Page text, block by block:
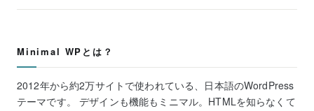
Minimal WPとは？
2012年から約2万サイトで使われている、日本語のWordPress
テーマです。 デザインも機能もミニマル。HTMLを知らなくて